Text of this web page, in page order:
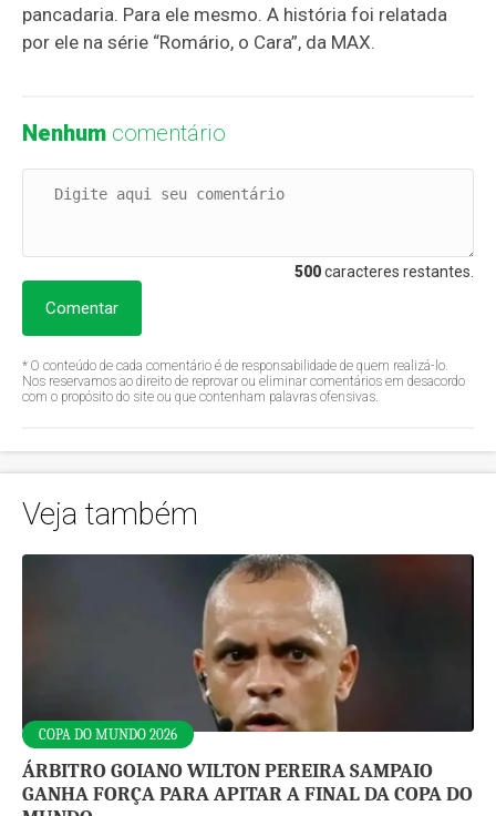
pancadaria. Para ele mesmo. A história foi relatada
por ele na série “Romário, o Cara”, da MAX.
Nenhum comentário
500caracteres restantes.
Comentar
* O conteúdo de cada comentário é de responsabilidade de quem realizá-lo.
Nos reservamos ao direito de reprovar ou eliminar comentários em desacordo
com o propósito do site ou que contenham palavras ofensivas.
Veja também
COPA DO MUNDO 2026
ÁRBITRO GOIANO WILTON PEREIRA SAMPAIO
GANHA FORÇA PARA APITAR A FINAL DA COPA DO